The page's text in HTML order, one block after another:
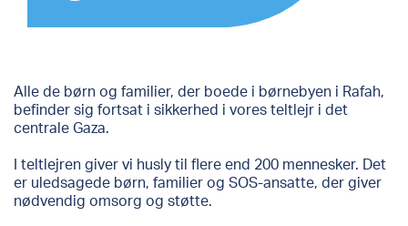
Alle de børn og familier, der boede i børnebyen i Rafah,
befinder sig fortsat i sikkerhed i vores teltlejr i det
centrale Gaza.
I teltlejren giver vi husly til flere end 200 mennesker. Det
er uledsagede børn, familier og SOS-ansatte, der giver
nødvendig omsorg og støtte.